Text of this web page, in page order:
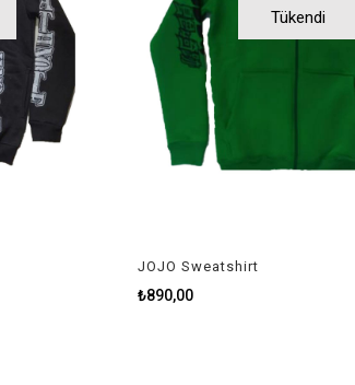
Tükendi
JOJO Sweatshirt
₺890,00